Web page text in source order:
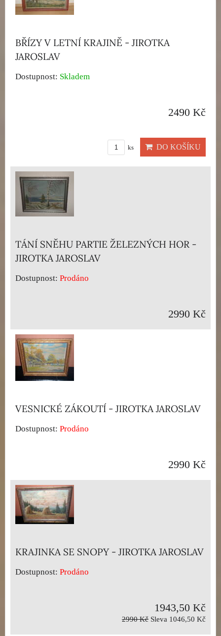
BŘÍZY V LETNÍ KRAJINĚ - JIROTKA
JAROSLAV
Dostupnost: Skladem
2490 Kč
ks DO KOŠÍKU
TÁNÍ SNĚHU PARTIE ŽELEZNÝCH HOR -
JIROTKA JAROSLAV
Dostupnost: Prodáno
2990 Kč
VESNICKÉ ZÁKOUTÍ - JIROTKA JAROSLAV
Dostupnost: Prodáno
2990 Kč
KRAJINKA SE SNOPY - JIROTKA JAROSLAV
Dostupnost: Prodáno
1943,50 Kč
2990 Kč Sleva 1046,50 Kč